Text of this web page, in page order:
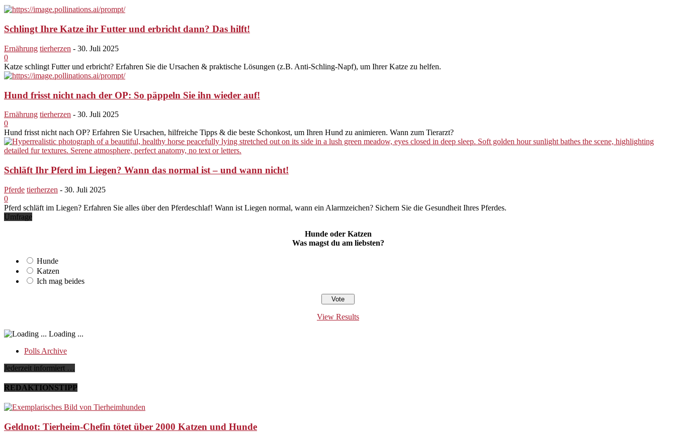
Schlingt Ihre Katze ihr Futter und erbricht dann? Das hilft!
Ernährung tierherzen - 30. Juli 2025
0
Katze schlingt Futter und erbricht? Erfahren Sie die Ursachen & praktische Lösungen (z.B. Anti-Schling-Napf), um Ihrer Katze zu helfen.
Hund frisst nicht nach der OP: So päppeln Sie ihn wieder auf!
Ernährung tierherzen - 30. Juli 2025
0
Hund frisst nicht nach OP? Erfahren Sie Ursachen, hilfreiche Tipps & die beste Schonkost, um Ihren Hund zu animieren. Wann zum Tierarzt?
Schläft Ihr Pferd im Liegen? Wann das normal ist – und wann nicht!
Pferde tierherzen - 30. Juli 2025
0
Pferd schläft im Liegen? Erfahren Sie alles über den Pferdeschlaf! Wann ist Liegen normal, wann ein Alarmzeichen? Sichern Sie die Gesundheit Ihres Pferdes.
Umfrage
Hunde oder Katzen
Was magst du am liebsten?
Hunde
Katzen
Ich mag beides
View Results
Loading ...
Polls Archive
Jederzeit informiert …
REDAKTIONSTIPP
Geldnot: Tierheim-Chefin tötet über 2000 Katzen und Hunde